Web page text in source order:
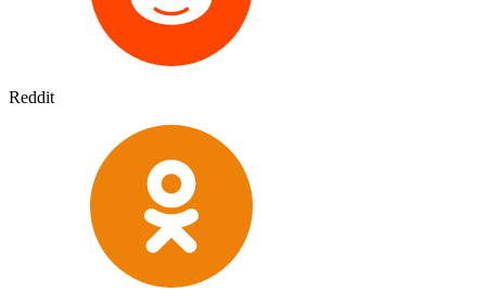
Reddit